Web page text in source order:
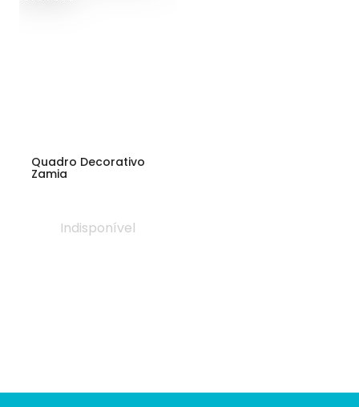
Quadro Decorativo
Zamia
Indisponível